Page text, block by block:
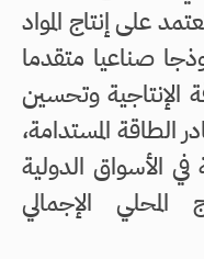
على إنتاج المواد
صناعيا متقدما
الإنتاجية وتحسين
الطاقة المستدامة،
الأسواق الدولية
الإجمالي